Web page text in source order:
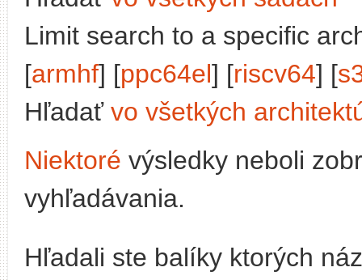
Limit search to a specific
[armhf] [ppc64el] [riscv64] [
Hľadať vo všetkých
Niektoré výsledky neboli
vyhľadávania.
Hľadali ste balíky ktorých